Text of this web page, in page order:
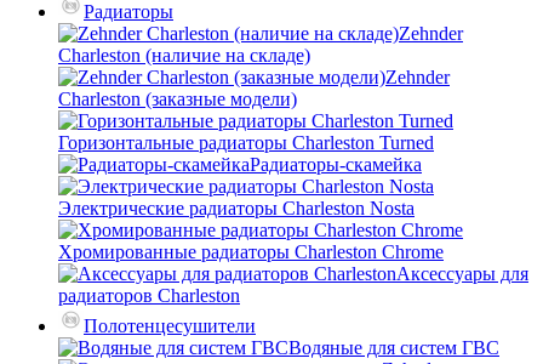
Радиаторы
Zehnder
Charleston (наличие на складе)
Zehnder
Charleston (заказные модели)
Горизонтальные радиаторы Charleston Turned
Радиаторы-скамейка
Электрические радиаторы Charleston Nosta
Хромированные радиаторы Charleston Chrome
Аксессуары для
радиаторов Charleston
Полотенцесушители
Водяные для систем ГВС